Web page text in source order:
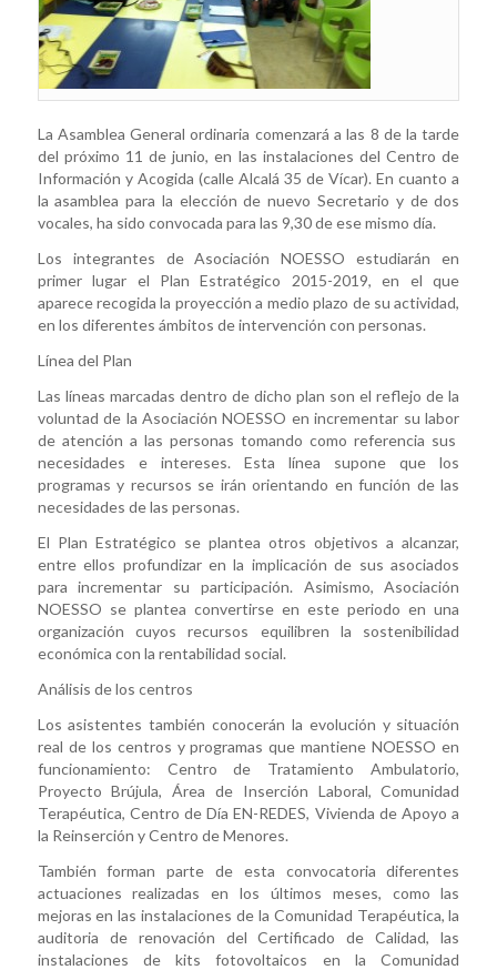
La Asamblea General ordinaria comenzará a las 8 de la tarde
del próximo 11 de junio, en las instalaciones del Centro de
Información y Acogida (calle Alcalá 35 de Vícar). En cuanto a
la asamblea para la elección de nuevo Secretario y de dos
vocales, ha sido convocada para las 9,30 de ese mismo día.
Los integrantes de Asociación NOESSO estudiarán en
primer lugar el Plan Estratégico 2015-2019, en el que
aparece recogida la proyección a medio plazo de su actividad,
en los diferentes ámbitos de intervención con personas.
Línea del Plan
Las líneas marcadas dentro de dicho plan son el reflejo de la
voluntad de la Asociación NOESSO en incrementar su labor
de atención a las personas tomando como referencia sus
necesidades e intereses. Esta línea supone que los
programas y recursos se irán orientando en función de las
necesidades de las personas.
El Plan Estratégico se plantea otros objetivos a alcanzar,
entre ellos profundizar en la implicación de sus asociados
para incrementar su participación. Asimismo, Asociación
NOESSO se plantea convertirse en este periodo en una
organización cuyos recursos equilibren la sostenibilidad
económica con la rentabilidad social.
Análisis de los centros
Los asistentes también conocerán la evolución y situación
real de los centros y programas que mantiene NOESSO en
funcionamiento: Centro de Tratamiento Ambulatorio,
Proyecto Brújula, Área de Inserción Laboral, Comunidad
Terapéutica, Centro de Día EN-REDES, Vivienda de Apoyo a
la Reinserción y Centro de Menores.
También forman parte de esta convocatoria diferentes
actuaciones realizadas en los últimos meses, como las
mejoras en las instalaciones de la Comunidad Terapéutica, la
auditoria de renovación del Certificado de Calidad, las
instalaciones de kits fotovoltaicos en la Comunidad